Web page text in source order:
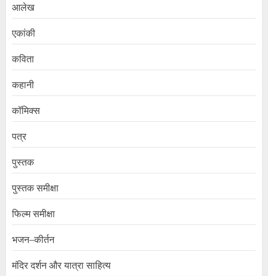
आलेख
एकांकी
कविता
कहानी
कॉमिक्स
पत्र
पुस्तक
पुस्तक समीक्षा
फिल्म समीक्षा
भजन–कीर्तन
मंदिर दर्शन और यात्रा साहित्य